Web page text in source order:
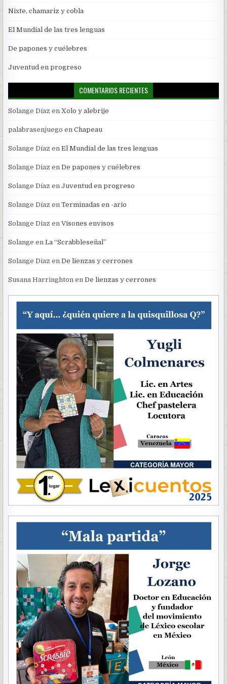
Nixte, chamariz y cobla
El Mundial de las tres lenguas
De papones y cuélebres
Juventud en progreso
COMENTARIOS RECIENTES
Solange Díaz enXolo y alebrije
palabrasenjuego enChapeau
Solange Díaz enEl Mundial de las tres lenguas
Solange Diaz enDe papones y cuélebres
Solange Díaz enJuventud en progreso
Solange Díaz enTerminadas en -ario
Solange Diaz enVisones envisos
Solange enLa “Scrabbleseñal”
Solange Diaz enDe lienzas y cerrones
Susana Harringhton enDe lienzas y cerrones